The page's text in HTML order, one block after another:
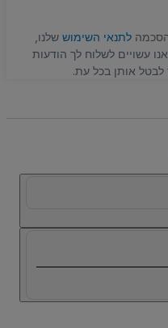
לתנאי השימוש שלנו,
עשויים לשלוח לך הודעות